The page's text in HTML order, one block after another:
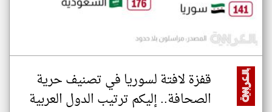
قفزة لافتة لسوريا في تصنيف حرية
الصحافة.. إليكم ترتيب الدول العربية